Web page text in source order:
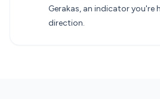
Gerakas, an indicator you're
direction.